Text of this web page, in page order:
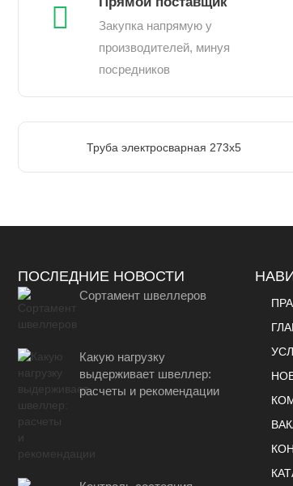
Закупка напрямую у
производителей, минуя
посредников
Труба электросварная 273х5
ПОСЛЕДНИЕ НОВОСТИ
Сортамент швеллеров
Какую нагрузку
выдерживает швеллер:
расчеты и рекомендации